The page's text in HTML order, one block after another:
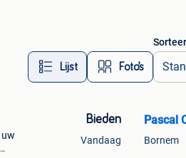
Lijst Foto’s
Bieden
Vandaag
Pascal
Bornem